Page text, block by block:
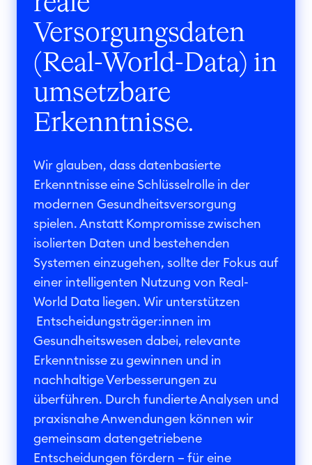
Versorgungsdaten
(Real-World-Data) in
umsetzbare
Erkenntnisse.
Wir glauben, dass datenbasierte
Erkenntnisse eine Schlüsselrolle in der
modernen Gesundheitsversorgung
spielen. Anstatt Kompromisse zwischen
isolierten Daten und bestehenden
Systemen einzugehen, sollte der Fokus auf
einer intelligenten Nutzung von Real-
World Data liegen. Wir unterstützen
Entscheidungsträger:innen im
Gesundheitswesen dabei, relevante
Erkenntnisse zu gewinnen und in
nachhaltige Verbesserungen zu
überführen. Durch fundierte Analysen und
praxisnahe Anwendungen können wir
gemeinsam datengetriebene
Entscheidungen fördern – für eine